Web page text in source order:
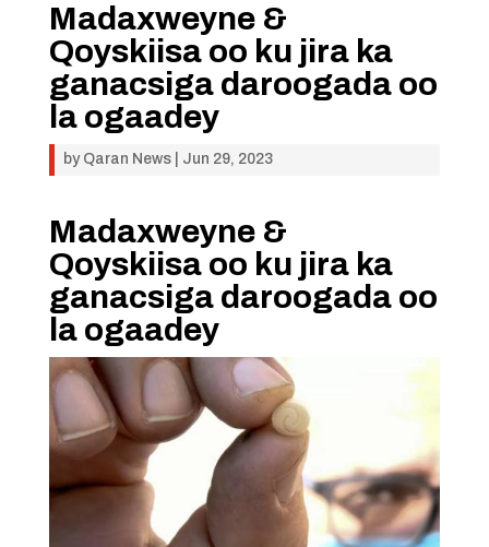
Madaxweyne &
Qoyskiisa oo ku jira ka
ganacsiga daroogada oo
la ogaadey
by Qaran News| Jun 29, 2023
Madaxweyne &
Qoyskiisa oo ku jira ka
ganacsiga daroogada oo
la ogaadey